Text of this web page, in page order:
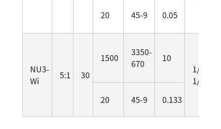
20
45-9 0.05
NU3-
Wi
5:1 30
1500
3350-
670
10
1/2.00
1/3.53
20
45-9 0.133